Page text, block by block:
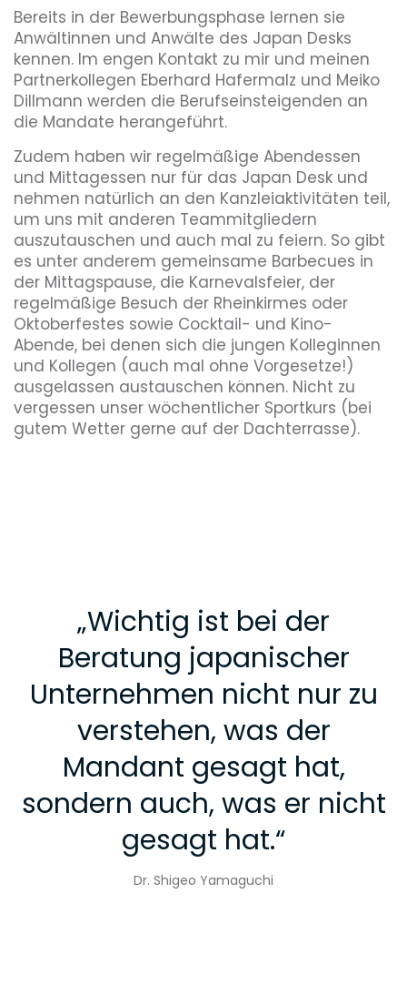
Bereits in der Bewerbungsphase lernen sie
Anwältinnen und Anwälte des Japan Desks
kennen. Im engen Kontakt zu mir und meinen
Partnerkollegen Eberhard Hafermalz und Meiko
Dillmann werden die Berufseinsteigenden an
die Mandate herangeführt.
Zudem haben wir regelmäßige Abendessen
und Mittagessen nur für das Japan Desk und
nehmen natürlich an den Kanzleiaktivitäten teil,
um uns mit anderen Teammitgliedern
auszutauschen und auch mal zu feiern. So gibt
es unter anderem gemeinsame Barbecues in
der Mittagspause, die Karnevalsfeier, der
regelmäßige Besuch der Rheinkirmes oder
Oktoberfestes sowie Cocktail- und Kino-
Abende, bei denen sich die jungen Kolleginnen
und Kollegen (auch mal ohne Vorgesetze!)
ausgelassen austauschen können. Nicht zu
vergessen unser wöchentlicher Sportkurs (bei
gutem Wetter gerne auf der Dachterrasse).
„Wichtig ist bei der
Beratung japanischer
Unternehmen nicht nur zu
verstehen, was der
Mandant gesagt hat,
sondern auch, was er nicht
gesagt hat.“
Dr. Shigeo Yamaguchi